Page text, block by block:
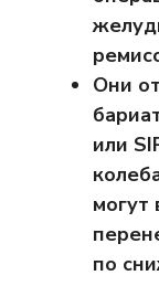
Они
или
могут
по